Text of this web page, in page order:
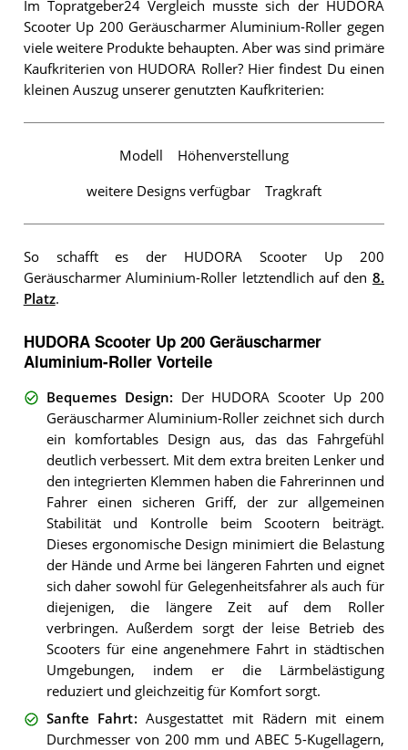
Im Topratgeber24 Vergleich musste sich der HUDORA
Scooter Up 200 Geräuscharmer Aluminium-Roller gegen
viele weitere Produkte behaupten. Aber was sind primäre
Kaufkriterien von HUDORA Roller? Hier findest Du einen
kleinen Auszug unserer genutzten Kaufkriterien:
Modell Höhenverstellung
weitere Designs verfügbar Tragkraft
So schafft es der HUDORA Scooter Up 200
Geräuscharmer Aluminium-Roller letztendlich auf den 8.
Platz.
HUDORA Scooter Up 200 Geräuscharmer
Aluminium-Roller Vorteile
Bequemes Design: Der HUDORA Scooter Up 200
Geräuscharmer Aluminium-Roller zeichnet sich durch
ein komfortables Design aus, das das Fahrgefühl
deutlich verbessert. Mit dem extra breiten Lenker und
den integrierten Klemmen haben die Fahrerinnen und
Fahrer einen sicheren Griff, der zur allgemeinen
Stabilität und Kontrolle beim Scootern beiträgt.
Dieses ergonomische Design minimiert die Belastung
der Hände und Arme bei längeren Fahrten und eignet
sich daher sowohl für Gelegenheitsfahrer als auch für
diejenigen, die längere Zeit auf dem Roller
verbringen. Außerdem sorgt der leise Betrieb des
Scooters für eine angenehmere Fahrt in städtischen
Umgebungen, indem er die Lärmbelästigung
reduziert und gleichzeitig für Komfort sorgt.
Sanfte Fahrt:Ausgestattet mit Rädern mit einem
Durchmesser von 200 mm und ABEC 5-Kugellagern,